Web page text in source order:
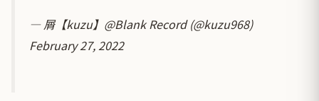
— 屑【kuzu】@Blank Record (@kuzu968)
February 27, 2022